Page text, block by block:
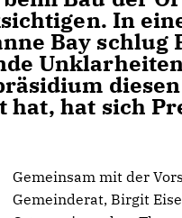
In
Bay schlug
hat sich
Gemeinsam mit der
Gemeinderat, Birgit